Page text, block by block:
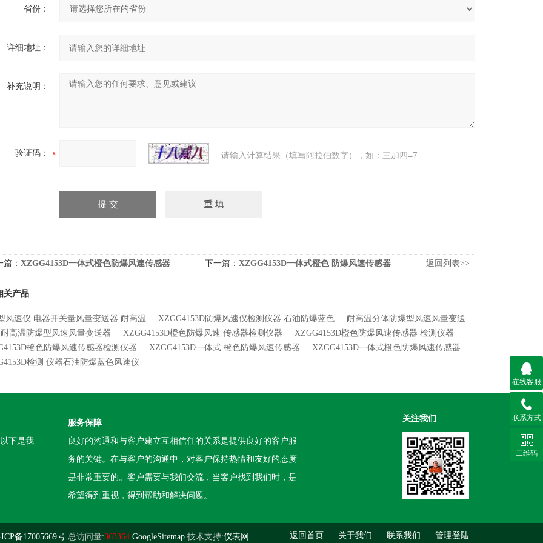
省份：
详细地址：
补充说明：
验证码： 请输入计算结果（填写阿拉伯数字），如：三加四=7
篇： XZGG4153D一体式橙色防爆风速传感器 下一篇： XZGG4153D一体式橙色 防爆风速传感器 返回列表>>
关产品
风速仪 电器开关量风量变送器 耐高温 XZGG4153D防爆风速仪检测仪器 石油防爆蓝色
耐高温分体防爆型风速风量变送
耐高温防爆型风速风量变送器
XZGG4153D橙色防爆风速 传感器检测仪器
XZGG4153D橙色防爆风速传感器 检测仪器
橙色防爆风速传感器检测仪器
XZGG4153D一体式 橙色防爆风速传感器
XZGG4153D一体式橙色防爆风速传感器
检测 仪器石油防爆蓝色风速仪
下是我
服务保障
良好的沟通和与客户建立互相信任的关系是提供良好的客户服
务的关键。在与客户的沟通中，对客户保持热情和友好的态度
是非常重要的。客户需要与我们交流，当客户找到我们时，是
希望得到重视，得到帮助和解决问题。
关注我们
备17005669号 总访问量:363364 GoogleSitemap 技术支持:仪表网 返回首页 关于我们 联系我们 管理登陆
在线客服
联系方式
二维码